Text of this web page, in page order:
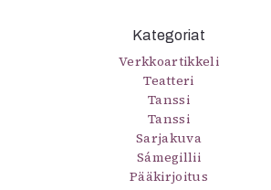
Kategoriat
Verkkoartikkeli
Teatteri
Tanssi
Tanssi
Sarjakuva
Sámegillii
Pääkirjoitus